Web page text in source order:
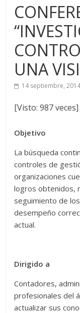
UNA
14 septiembre,
[Visto: 987 veces]
Objetivo
La búsqueda
controles de
organizaciones
logros obtenidos,
seguimiento de
desempeño
actual.
Dirigido a
Contadores,
profesionales del
actualizar sus